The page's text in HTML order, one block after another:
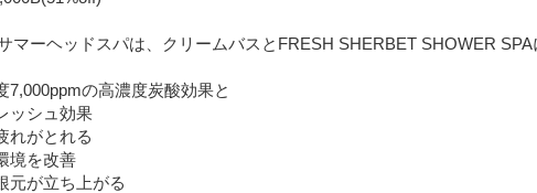
マーヘッドスパは、クリームバスとFRESH SHERBET SHOWER
7,000ppmの高濃度炭酸効果と
ッシュ効果
れがとれる
境を改善
元が立ち上がる